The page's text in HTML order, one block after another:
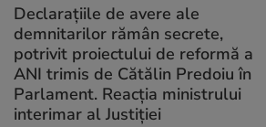
Declarațiile de avere ale
demnitarilor rămân secrete,
potrivit proiectului de reformă a
ANI trimis de Cătălin Predoiu în
Parlament. Reacția ministrului
interimar al Justiției